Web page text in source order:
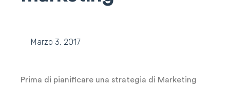
Marzo 3, 2017
Prima di pianificare una strategia di Marketing